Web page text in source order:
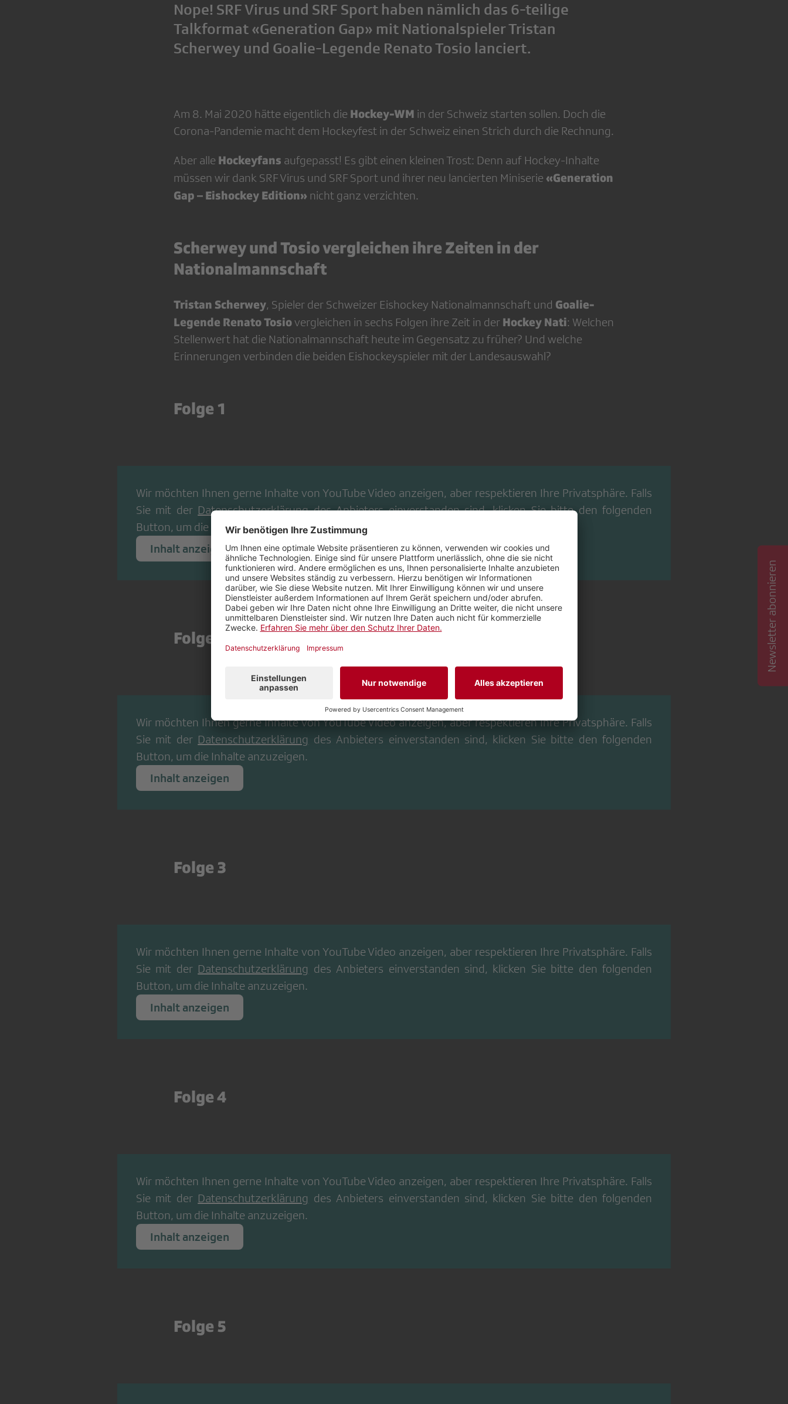
Nope! SRF Virus und SRF Sport haben nämlich das 6-teilige
Talkformat «Generation Gap» mit Nationalspieler Tristan
Scherwey und Goalie-Legende Renato Tosio lanciert.
Am 8. Mai 2020 hätte eigentlich die Hockey-WM in der Schweiz starten sollen. Doch die
Corona-Pandemie macht dem Hockeyfest in der Schweiz einen Strich durch die Rechnung.
Aber alle Hockeyfans aufgepasst! Es gibt einen kleinen Trost: Denn auf Hockey-Inhalte
müssen wir dank SRF Virus und SRF Sport und ihrer neu lancierten Miniserie «Generation
Gap – Eishockey Edition» nicht ganz verzichten.
Scherwey und Tosio vergleichen ihre Zeiten in der
Nationalmannschaft
Tristan Scherwey, Spieler der Schweizer Eishockey Nationalmannschaft und Goalie-
Legende Renato Tosiovergleichen in sechs Folgen ihre Zeit in der Hockey Nati: Welchen
Stellenwert hat die Nationalmannschaft heute im Gegensatz zu früher? Und welche
Erinnerungen verbinden die beiden Eishockeyspieler mit der Landesauswahl?
Folge 1
Wir möchten Ihnen gerne Inhalte von YouTube Video anzeigen, aber respektieren Ihre Privatsphäre. Falls
Sie mit der Datenschutzerklärungdes Anbieters einverstanden sind, klicken Sie bitte den folgenden
Button, um die Inhalte anzuzeigen.
Inhalt anzeigen
Folge 2
Wir möchten Ihnen gerne Inhalte vonYouTube Videoanzeigen, aber respektieren Ihre Privatsphäre. Falls
Sie mit der Datenschutzerklärung des Anbieters einverstanden sind, klicken Sie bitte den folgenden
Button, um die Inhalte anzuzeigen.
Inhalt anzeigen
Folge 3
Wir möchten Ihnen gerne Inhalte von YouTube Video anzeigen, aber respektieren Ihre Privatsphäre. Falls
Sie mit der Datenschutzerklärung des Anbieters einverstanden sind, klicken Sie bitte den folgenden
Button, um die Inhalte anzuzeigen.
Inhalt anzeigen
Folge 4
Wir möchten Ihnen gerne Inhalte von YouTube Video anzeigen, aber respektieren Ihre Privatsphäre. Falls
Sie mit der Datenschutzerklärung des Anbieters einverstanden sind, klicken Sie bitte den folgenden
Button, um die Inhalte anzuzeigen.
Inhalt anzeigen
Folge 5
Newsletter abonnieren